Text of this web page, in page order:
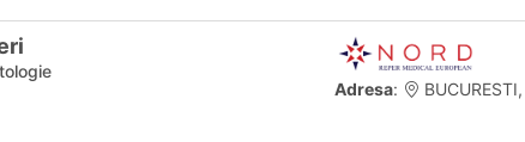
Adresa: